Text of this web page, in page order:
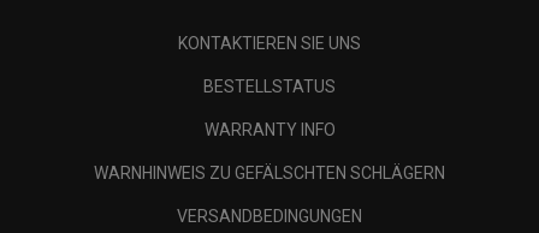
KONTAKTIEREN SIE UNS
BESTELLSTATUS
WARRANTY INFO
WARNHINWEIS ZU GEFÄLSCHTEN SCHLÄGERN
VERSANDBEDINGUNGEN